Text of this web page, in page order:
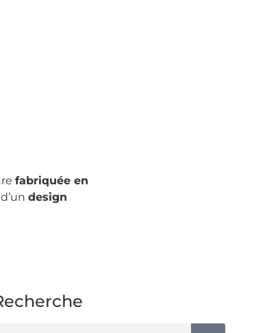
fabriquée en
design